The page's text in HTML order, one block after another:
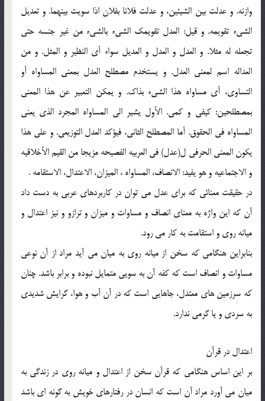
وازنه. و عدلت بين الشيئين، و عدلت فلانا بفلان اذا سويت بينهما. و تعديل
الشيء تقويمه. و قيل: العدل تقويمك الشيء بالشيء من غير جنسه حتي
تجعله له مثلا. و العدل و العدل و العديل سواء أي النظير و المثل. و من
العداله اسم لمعني العدل. و يستخدم مصطلح العدل بمعني المساواه أو
التساوي، أي مساواه هذا الشيء بذاك. و يمكن التعبير عن هذا المعني
بمصطلحين: كيفي و كمي. الأول يشير الي المساواه المجرد الذي يعني
المساواه في الحقوق. أما المصطلح الثاني، فيؤكد العدل التوزيعي. و علي هذا
يكون المعني الحرفي ل(عدل) في العربيه الفصيحه مزيجا من القيم الأخلاقيه
و الاجتماعيه و هو يفيد: الانصاف، المساواه ، الميزان، الاعتدال، الاستقامه .
در حقيقت معنائي كه براي عدل مي توان در كاربردهاي عربي به دست داد
آن كه اين واژه به معناي انصاف و مساوات و ميزان و ترازو و نيز اعتدال و
ميانه روي و استقامت به كار مي رود.
بنابراين هنگامي كه سخن از ميانه روي به ميان مي آيد مراد از آن نوعي
مساوات و انصاف است كه كفه آن به سويي متمايل نبوده و برابر باشد. چنان
كه سرزمين هاي معتدل، جاهايي است كه در آن آب و هوا، گرايش شديدي
به سردي و يا گرمي ندارد.
اعتدال در قرآن
بر اين اساس هنگامي كه قرآن سخن از اعتدال و ميانه روي در زندگي به
ميان مي آورد مراد آن است كه انسان در رفتارهاي خويش به گونه اي باشد